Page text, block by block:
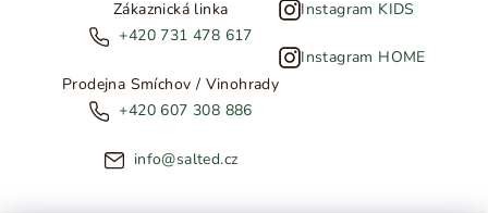
Zákaznická linka
+420 731 478 617
Prodejna Smíchov / Vinohrady
+420 607 308 886
info@salted.cz
Instagram KIDS
Instagram HOME